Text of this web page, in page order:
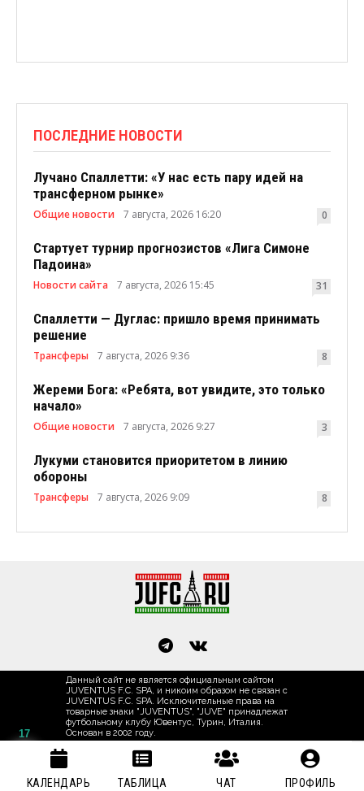
ПОСЛЕДНИЕ НОВОСТИ
Лучано Спаллетти: «У нас есть пару идей на
трансферном рынке»
Общие новости 7 августа, 2026 16:20 0
Стартует турнир прогнозистов «Лига Симоне
Падоина»
Новости сайта 7 августа, 2026 15:45 31
Спаллетти — Дуглас: пришло время принимать
решение
Трансферы 7 августа, 2026 9:36 8
Жереми Бога: «Ребята, вот увидите, это только
начало»
Общие новости 7 августа, 2026 9:27 3
Лукуми становится приоритетом в линию
обороны
Трансферы 7 августа, 2026 9:09 8
Данный сайт не является официальным сайтом
JUVENTUS F.C. SPA, и никоим образом не связан с
JUVENTUS F.C. SPA. Исключительные права на
товарные знаки "JUVENTUS", "JUVE" принадлежат
футбольному клубу Ювентус, Турин, Италия.
Основан в 2002 году.
17
КАЛЕНДАРЬ ТАБЛИЦА ЧАТ ПРОФИЛЬ